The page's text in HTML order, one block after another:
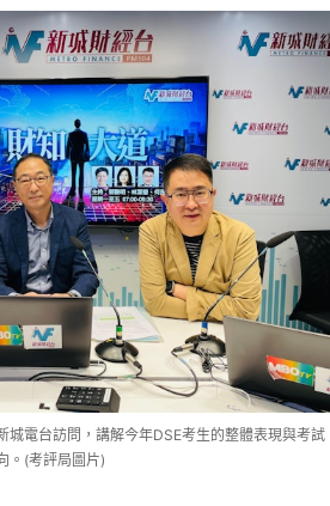
城電台訪問，講解今年DSE考生的整體表現與考試
。(考評局圖片)